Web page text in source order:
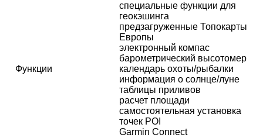
Функции
специальные функции для
геокэшинга
предзагруженные Топокарты
Европы
электронный компас
барометрический высотомер
календарь охоты/рыбалки
информация о солнце/луне
таблицы приливов
расчет площади
самостоятельная установка
точек POI
Garmin Connect